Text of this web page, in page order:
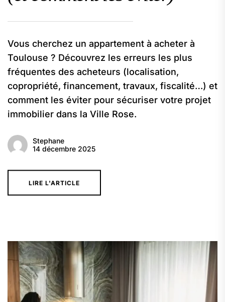
Vous cherchez un appartement à acheter à
Toulouse ? Découvrez les erreurs les plus
fréquentes des acheteurs (localisation,
copropriété, financement, travaux, fiscalité…) et
comment les éviter pour sécuriser votre projet
immobilier dans la Ville Rose.
Stephane
14 décembre 2025
LIRE L'ARTICLE